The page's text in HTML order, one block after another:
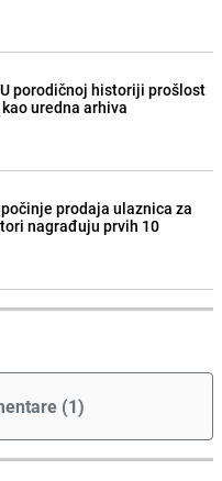
porodičnoj historiji prošlost
uredna arhiva
prodaja ulaznica za
nagrađuju prvih 10
(1)